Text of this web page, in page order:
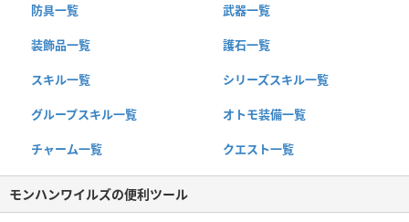
防具一覧 武器一覧
装飾品一覧 護石一覧
スキル一覧 シリーズスキル一覧
グループスキル一覧 オトモ装備一覧
チャーム一覧 クエスト一覧
モンハンワイルズの便利ツール